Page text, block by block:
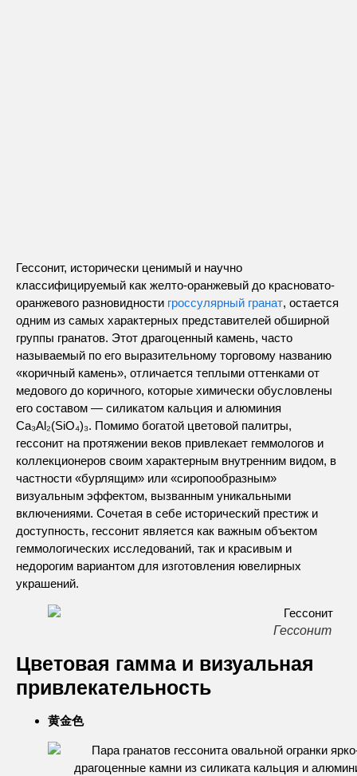
Гессонит, исторически ценимый и научно
классифицируемый как желто-оранжевый до красновато-
оранжевого разновидности гроссулярный гранат, остается
одним из самых характерных представителей обширной
группы гранатов. Этот драгоценный камень, часто
называемый по его выразительному торговому названию
«коричный камень», отличается теплыми оттенками от
медового до коричного, которые химически обусловлены
его составом — силикатом кальция и алюминия
Ca₃Al₂(SiO₄)₃. Помимо богатой цветовой палитры,
гессонит на протяжении веков привлекает геммологов и
коллекционеров своим характерным внутренним видом, в
частности «бурлящим» или «сиропообразным»
визуальным эффектом, вызванным уникальными
включениями. Сочетая в себе исторический престиж и
доступность, гессонит является как важным объектом
геммологических исследований, так и красивым и
недорогим вариантом для изготовления ювелирных
украшений.
Гессонит
Цветовая гамма и визуальная
привлекательность
黄金色